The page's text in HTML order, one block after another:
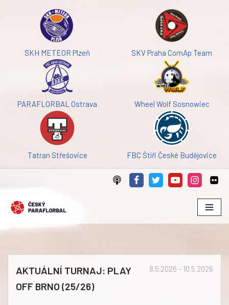
SKH METEOR Plzeň SKV Praha ComAp Team
PARAFLORBAL Ostrava Wheel Wolf Sosnowiec
Tatran Střešovice FBC Štíři České Budějovice
obsah
8.5.2026 - 10.5.2026
AKTUÁLNÍ TURNAJ: PLAY
OFF BRNO (25/26)